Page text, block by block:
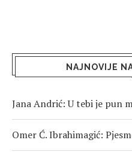
NAJNOVIJE
Jana Andrić: U tebi je pun
Omer Ć. Ibrahimagić: